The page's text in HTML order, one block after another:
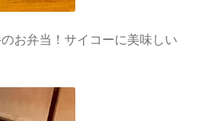
お弁当！サイコーに美味しい